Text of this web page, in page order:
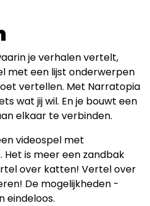
je verhalen vertelt,
met een lijst onderwerpen
vertellen. Met Narratopia
wat jij wil. En je bouwt een
elkaar te verbinden.
videospel met
Het is meer een zandbak
over katten! Vertel over
De mogelijkheden -
eindeloos.